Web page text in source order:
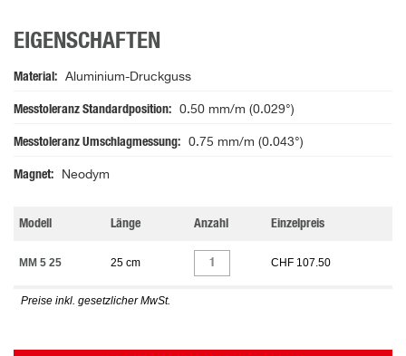
EIGENSCHAFTEN
Material Aluminium-Druckguss
Messtoleranz Standardposition 0.50 mm/m (0.029°)
Messtoleranz Umschlagmessung 0.75 mm/m (0.043°)
Magnet Neodym
Modell Länge Anzahl Einzelpreis
MM 5 25 25 cm CHF 107.50
Preise inkl. gesetzlicher MwSt.